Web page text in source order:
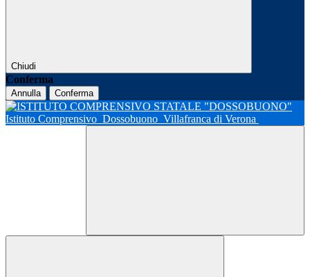
Chiudi
Conferma
Annulla Conferma
Istituto Comprensivo Dossobuono Villafranca di Verona